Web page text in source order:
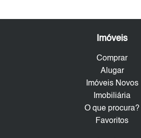
Imóveis
Comprar
Alugar
Imóveis Novos
Imobiliária
O que procura?
Favoritos